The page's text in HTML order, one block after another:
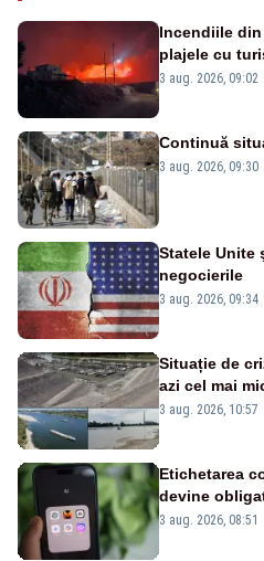
Incendiile
plajele cu
evacuate pe
3 aug. 2026, 09:02
Continuă
3 aug. 2026, 09:30
Statele Unite
negocierile
3 aug. 2026, 09:34
Situație de
azi cel mai
3 aug. 2026, 10:57
Etichetarea
devine
3 aug. 2026, 08:51